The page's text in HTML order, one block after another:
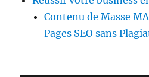
Contenu de Masse
Pages SEO sans